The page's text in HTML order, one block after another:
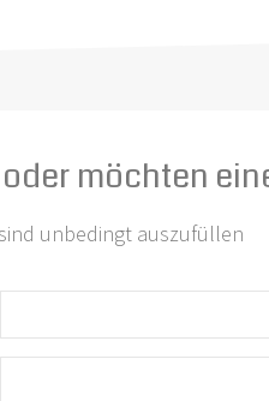
möchten
unbedingt auszufüllen